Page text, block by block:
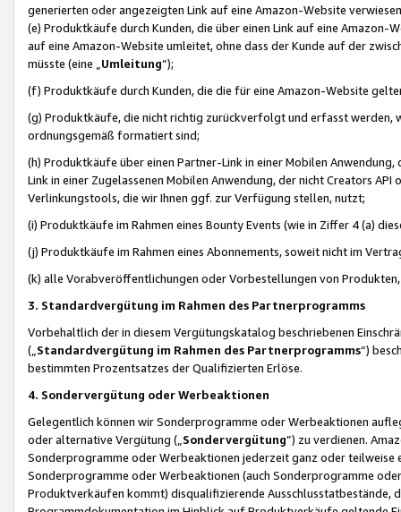
generierten oder angezeigten Link auf eine Amazon-Website
(e) Produktkäufe durch Kunden, die über einen Link auf eine
auf eine Amazon-Website umleitet, ohne dass der Kunde auf der
müsste (eine „ Umleitung“);
(f) Produktkäufe durch Kunden, die die für eine Amazon-Website
(g) Produktkäufe, die nicht richtig zurückverfolgt und erfasst werden,
ordnungsgemäß formatiert sind;
(h) Produktkäufe über einen Partner-Link in einer Mobilen
Link in einer Zugelassenen Mobilen Anwendung, der nicht Creators
Verlinkungstools, die wir Ihnen ggf. zur Verfügung stellen, nutzt;
(i) Produktkäufe im Rahmen eines Bounty Events (wie in Ziffer 4 (a)
(j) Produktkäufe im Rahmen eines Abonnements, soweit nicht im
(k) alle Vorabveröffentlichungen oder Vorbestellungen von
3. Standardvergütung im Rahmen des Partnerprogramms
Vorbehaltlich der in diesem Vergütungskatalog beschriebenen
(„ Standardvergütung im Rahmen des Partnerprogramms“)
bestimmten Prozentsatzes der Qualifizierten Erlöse.
4. Sondervergütung oder Werbeaktionen
Gelegentlich können wir Sonderprogramme oder Werbeaktionen
oder alternative Vergütung („ Sondervergütung”) zu verdienen.
Sonderprogramme oder Werbeaktionen jederzeit ganz oder
Sonderprogramme oder Werbeaktionen (auch Sonderprogramme
Produktverkäufen kommt) disqualifizierende Ausschlusstatbestände,